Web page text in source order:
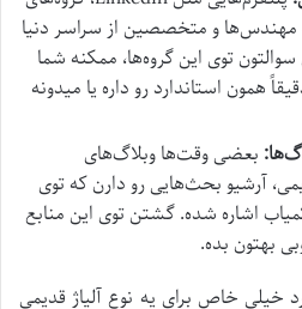
و متخصصین از سراسر دنیا
توی این گروه‌ها، ممکنه شما
همون استاندارد رو داره یا میدونه
بعضی وقت‌ها وبلاگ‌های
آرشیو بحث‌هایی رو دارن که توی
اشاره شده. گشتن توی این منابع
بهتون بده.
خیلی خاص برای یه نوع آلیاژ قدیمی